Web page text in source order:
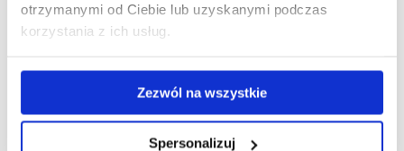
otrzymanymi od Ciebie lub uzyskanymi podczas
korzystania z ich usług.
Zezwól na wszystkie
Spersonalizuj
WSPARCIE INFORMATYCZNE
mgr Wojciech Weseli